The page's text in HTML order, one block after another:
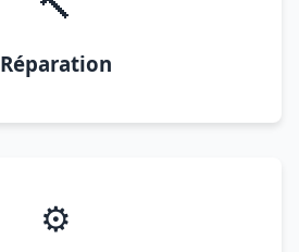
Réparation
⚙️